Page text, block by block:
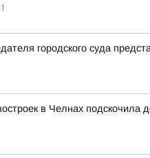
городского суда
в Челнах подскочила